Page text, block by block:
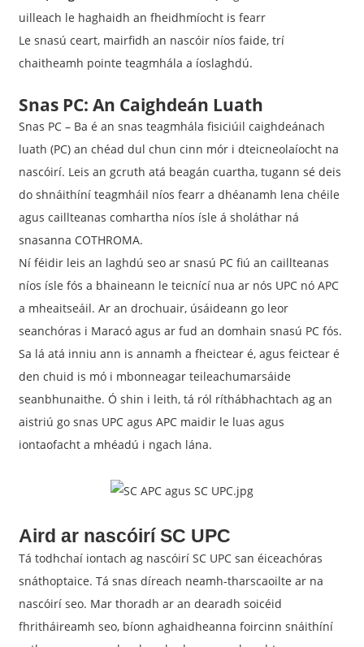
uilleach le haghaidh an fheidhmíocht is fearr
Le snasú ceart, mairfidh an nascóir níos faide, trí
chaitheamh pointe teagmhála a íoslaghdú.
Snas PC: An Caighdeán Luath
Snas PC – Ba é an snas teagmhála fisiciúil caighdeánach
luath (PC) an chéad dul chun cinn mór i dteicneolaíocht na
nascóirí. Leis an gcruth atá beagán cuartha, tugann sé deis
do shnáithíní teagmháil níos fearr a dhéanamh lena chéile
agus caillteanas comhartha níos ísle á sholáthar ná
snasanna COTHROMA.
Ní féidir leis an laghdú seo ar snasú PC fiú an caillteanas
níos ísle fós a bhaineann le teicnící nua ar nós UPC nó APC
a mheaitseáil. Ar an drochuair, úsáideann go leor
seanchóras i Maracó agus ar fud an domhain snasú PC fós.
Sa lá atá inniu ann is annamh a fheictear é, agus feictear é
den chuid is mó i mbonneagar teileachumarsáide
seanbhunaithe. Ó shin i leith, tá ról ríthábhachtach ag an
aistriú go snas UPC agus APC maidir le luas agus
iontaofacht a mhéadú i ngach lána.
Aird ar nascóirí SC UPC
Tá todhchaí iontach ag nascóirí SC UPC san éiceachóras
snáthoptaice. Tá snas díreach neamh-tharscaoilte ar na
nascóirí seo. Mar thoradh ar an dearadh soicéid
fhritháireamh seo, bíonn aghaidheanna foircinn snáithíní